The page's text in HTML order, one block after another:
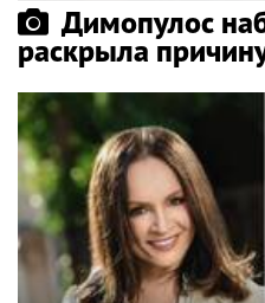
Димопулос
раскрыла